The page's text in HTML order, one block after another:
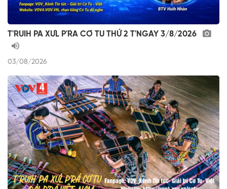
T'RUIH PA XƯL P'RA CƠ TU THỨ 2 T'NGAY 3/8/2026
03/08/2026